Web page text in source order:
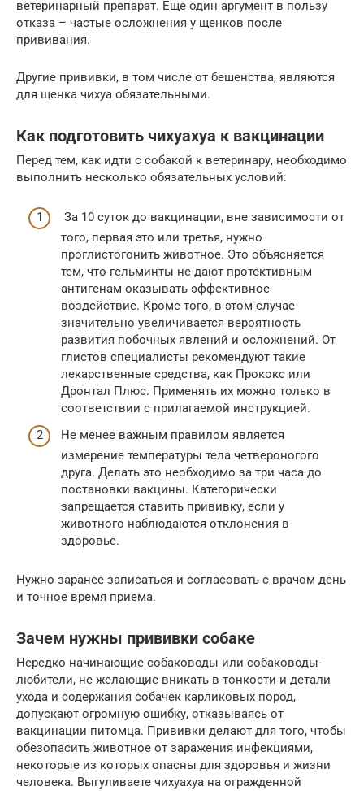
ветеринарный препарат. Еще один аргумент в пользу
отказа – частые осложнения у щенков после
прививания.
Другие прививки, в том числе от бешенства, являются
для щенка чихуа обязательными.
Как подготовить чихуахуа к вакцинации
Перед тем, как идти с собакой к ветеринару, необходимо
выполнить несколько обязательных условий:
За 10 суток до вакцинации, вне зависимости от
того, первая это или третья, нужно
проглистогонить животное. Это объясняется
тем, что гельминты не дают протективным
антигенам оказывать эффективное
воздействие. Кроме того, в этом случае
значительно увеличивается вероятность
развития побочных явлений и осложнений. От
глистов специалисты рекомендуют такие
лекарственные средства, как Прококс или
Дронтал Плюс. Применять их можно только в
соответствии с прилагаемой инструкцией.
Не менее важным правилом является
измерение температуры тела четвероногого
друга. Делать это необходимо за три часа до
постановки вакцины. Категорически
запрещается ставить прививку, если у
животного наблюдаются отклонения в
здоровье.
Нужно заранее записаться и согласовать с врачом день
и точное время приема.
Зачем нужны прививки собаке
Нередко начинающие собаководы или собаководы-
любители, не желающие вникать в тонкости и детали
ухода и содержания собачек карликовых пород,
допускают огромную ошибку, отказываясь от
вакцинации питомца. Прививки делают для того, чтобы
обезопасить животное от заражения инфекциями,
некоторые из которых опасны для здоровья и жизни
человека. Выгуливаете чихуахуа на огражденной